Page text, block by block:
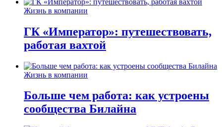
Жизнь в компании
ГК «Император»: путешествовать,
работая вахтой
Жизнь в компании
Больше чем работа: как устроены
сообщества Билайна